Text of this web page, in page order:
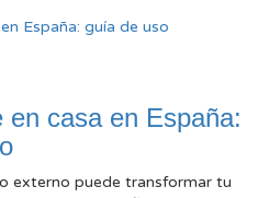
en casa en España:
externo puede transformar tu